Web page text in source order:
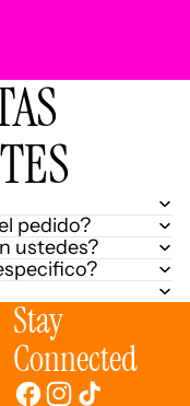
pedido?
ustedes?
Stay
Connected